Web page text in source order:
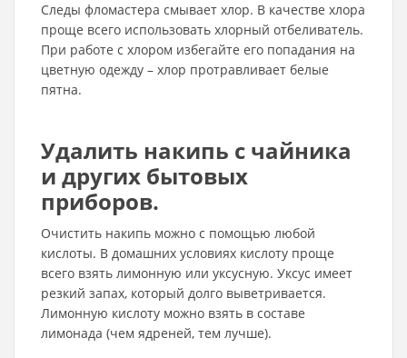
Следы фломастера смывает хлор. В качестве хлора
проще всего использовать хлорный отбеливатель.
При работе с хлором избегайте его попадания на
цветную одежду – хлор протравливает белые
пятна.
Удалить накипь с чайника
и других бытовых
приборов.
Очистить накипь можно с помощью любой
кислоты. В домашних условиях кислоту проще
всего взять лимонную или уксусную. Уксус имеет
резкий запах, который долго выветривается.
Лимонную кислоту можно взять в составе
лимонада (чем ядреней, тем лучше).